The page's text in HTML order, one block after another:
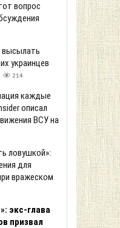
вопрос
украинцев
214
каждые
описал
ВСУ на
ловушкой»:
для
вражеском
экс-глава
призвал